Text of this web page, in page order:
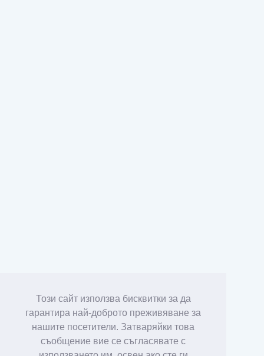
Този сайт използва бисквитки за да
гарантира най-доброто преживяване за
нашите посетители. Затваряйки това
съобщение вие се съгласявате с